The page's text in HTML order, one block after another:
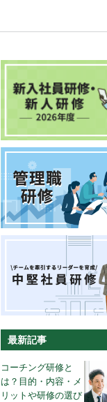
最新記事
コーチング研修と
は？目的・内容・メ
リットや研修の選び